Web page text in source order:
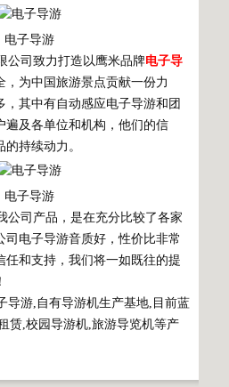
电子导游
司致力打造以鹰米品牌电子导
，为中国旅游景点贡献一份力
其中有自动感应电子导游和团
遍及各单位和机构，他们的信
持续动力。
电子导游
司产品，是在充分比较了各家
司电子导游音质好，性价比非常
任和支持，我们将一如既往的提
游,自有导游机生产基地,目前蓝
赁,校园导游机,旅游导览机等产